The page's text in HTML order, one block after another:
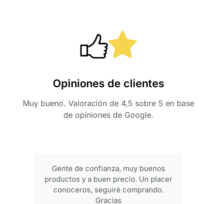
Opiniones de clientes
Muy bueno. Valoración de 4,5 sobre 5 en base
de opiniones de Google.
Gente de confianza, muy buenos
productos y a buen precio. Un placer
conoceros, seguiré comprando.
Gracias